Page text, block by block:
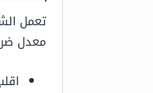
تعمل
معدل